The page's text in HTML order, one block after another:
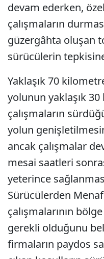
devam ederken,
çalışmaların
güzergâhta oluşan
sürücülerin
Yaklaşık 70
yolunun yaklaşık
çalışmaların
yolun
ancak çalışmalar
mesai saatleri
yeterince
Sürücülerden
çalışmalarının
gerekli olduğunu
firmaların paydos